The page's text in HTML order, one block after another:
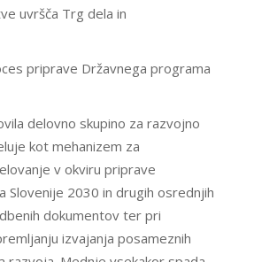
uvršča Trg dela in
priprave Državnega programa
delovno skupino za razvojno
kot mehanizem za
v okviru priprave
Slovenije 2030 in drugih osrednjih
dokumentov ter pri
izvajanja posameznih